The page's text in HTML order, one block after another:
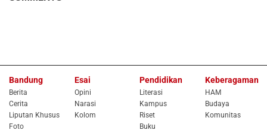
Bandung
Berita
Cerita
Liputan Khusus
Foto
Esai
Opini
Narasi
Kolom
Pendidikan
Literasi
Kampus
Riset
Buku
Keberagaman
HAM
Budaya
Komunitas